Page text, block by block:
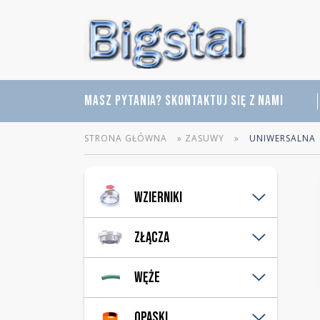
MASZ PYTANIA? SKONTAKTUJ SIĘ Z NAMI
STRONA GŁÓWNA » ZASUWY » UNIWERSALNA
Wzierniki
Pleksi
Rurowe
Szklane
Złącza
Bauer
Perot
Strażackie
Węże
Hydrauliczne